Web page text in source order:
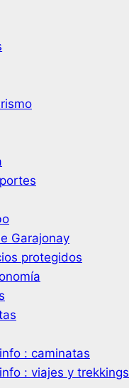
Garajonay
protegidos
: caminatas
: viajes y trekkings